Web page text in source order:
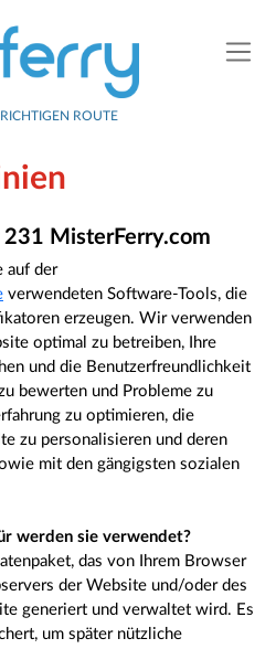
ROUTE
MisterFerry.com
auf der
verwendeten Software-Tools, die
erzeugen. Wir verwenden
optimal zu betreiben, Ihre
und die Benutzerfreundlichkeit
bewerten und Probleme zu
zu optimieren, die
zu personalisieren und deren
mit den gängigsten sozialen
werden sie verwendet?
das von Ihrem Browser
der Website und/oder des
generiert und verwaltet wird. Es
um später nützliche